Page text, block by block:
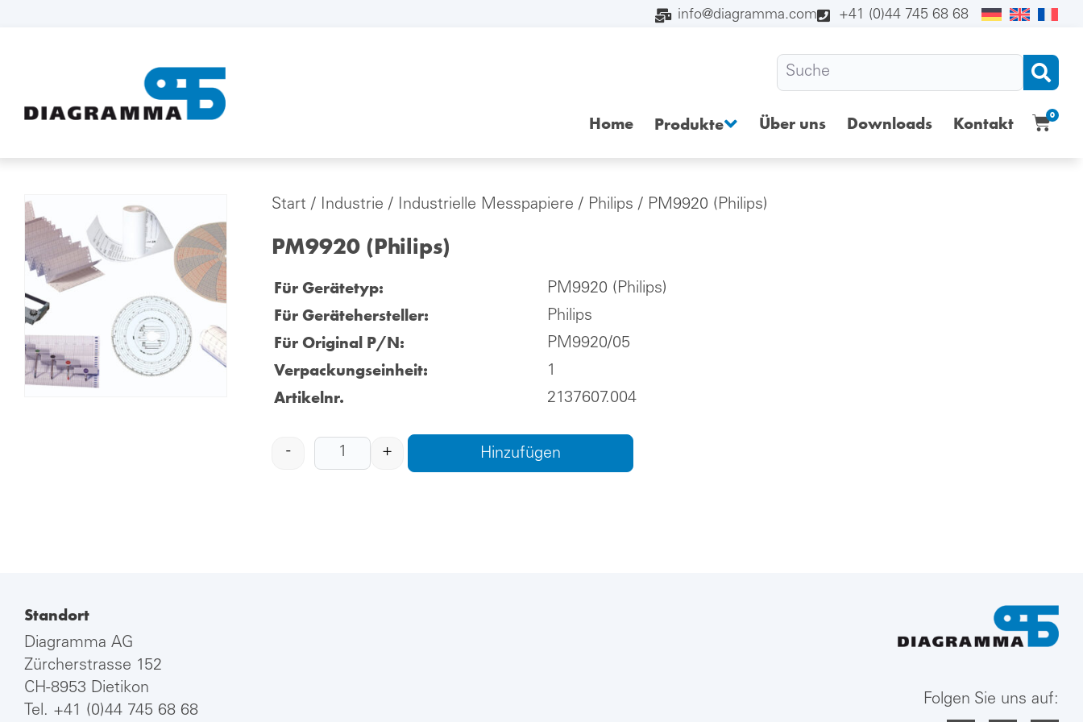
info@diagramma.com +41 (0)44 745 68 68
Home Produkte Über uns Downloads Kontakt 0
Start / Industrie / Industrielle Messpapiere / Philips / PM9920 (Philips)
PM9920 (Philips)
Für Gerätetyp: PM9920 (Philips)
Für Gerätehersteller: Philips
Für Original P/N: PM9920/05
Verpackungseinheit: 1
Artikelnr. 2137607.004
- + Hinzufügen
Standort
Diagramma AG
Zürcherstrasse 152
CH-8953 Dietikon
Tel. +41 (0)44 745 68 68
Folgen Sie uns auf: